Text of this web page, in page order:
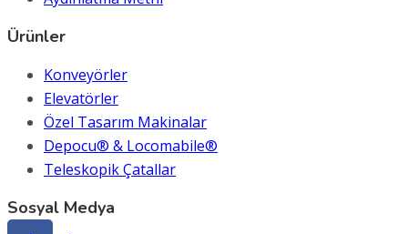
Ürünler
Konveyörler
Elevatörler
Özel Tasarım Makinalar
Depocu® & Locomabile®
Teleskopik Çatallar
Sosyal Medya